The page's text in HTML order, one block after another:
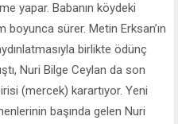
yapar. Babanın köydeki
sürer. Metin Erksan’ın
birlikte ödünç
Nuri Bilge Ceylan da son
(mercek) karartıyor. Yeni
başında gelen Nuri